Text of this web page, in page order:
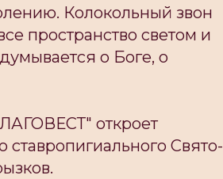
Колокольный звон
пространство светом и
о Боге, о
откроет
ставропигиального Свято-